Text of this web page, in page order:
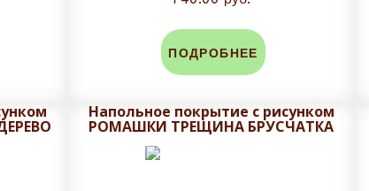
объема заказа срок может быть увеличен;
с учетом меж плиточного шва.
ПОДРОБНЕЕ
Напольное покрытие с рисунком
РОМАШКИ ТРЕЩИНА БРУСЧАТКА